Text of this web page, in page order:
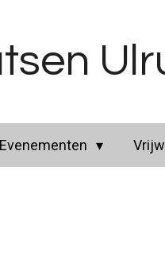
Evenementen